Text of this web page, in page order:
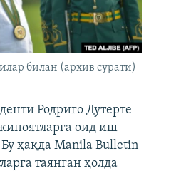
билан (архив сурати)
Родриго Дутерте
оид иш
ҳақда Manila Bulletin
таянган ҳолда